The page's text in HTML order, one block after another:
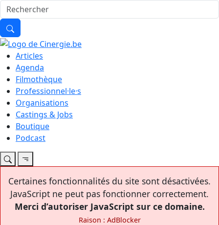
Articles
Agenda
Filmothèque
Professionnel·le·s
Organisations
Castings & Jobs
Boutique
Podcast
Certaines fonctionnalités du site sont désactivées.
JavaScript ne peut pas fonctionner correctement.
Merci d’autoriser JavaScript sur ce domaine.
Raison : AdBlocker